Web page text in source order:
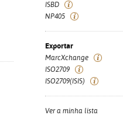
ISBD
NP405
Exportar
MarcXchange
ISO2709
ISO2709(ISIS)
Ver a minha lista